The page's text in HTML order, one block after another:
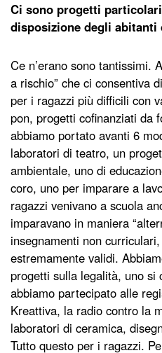
Ci sono progetti
disposizione degli
Ce n’erano sono tantissimi.
a rischio” che ci consentiva
per i ragazzi più difficili con
pon, progetti cofinanziati da
abbiamo portato avanti 6
laboratori di teatro, un
ambientale, uno di
coro, uno per imparare a
ragazzi venivano a scuola
imparavano in maniera
insegnamenti non
estremamente validi.
progetti sulla legalità, uno si
abbiamo partecipato alle
Kreattiva, la radio contro la
laboratori di ceramica,
Tutto questo per i ragazzi.